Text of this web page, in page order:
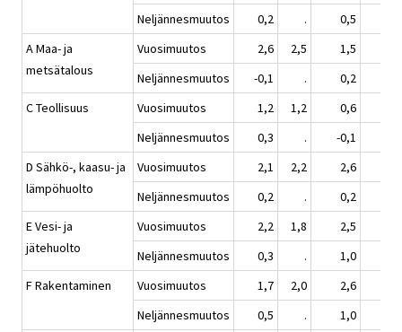
Neljännesmuutos
0,2 . 0,5
A Maa- ja
metsätalous
Vuosimuutos 2,6 2,5 1,5
Neljännesmuutos
-0,1 . 0,2
C Teollisuus
Vuosimuutos 1,2 1,2 0,6
Neljännesmuutos
0,3 . -0,1
D Sähkö-, kaasu- ja
lämpöhuolto
Vuosimuutos 2,1 2,2 2,6
Neljännesmuutos
0,2 . 0,2
E Vesi- ja
jätehuolto
Vuosimuutos 2,2 1,8 2,5
Neljännesmuutos
0,3 . 1,0
F Rakentaminen
Vuosimuutos 1,7 2,0 2,6
Neljännesmuutos
0,5 . 1,0